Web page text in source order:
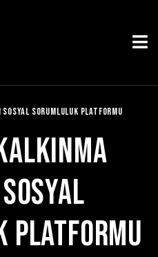
SORUMLULUK PLATFORMU
PLATFORMU